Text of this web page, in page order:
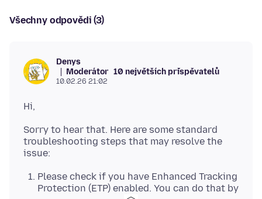
Všechny odpovědi (3)
Denys
Moderátor 10 největších přispěvatelů
10.02.26 21:02
Sorry to hear that. Here are some standard
troubleshooting steps that may resolve the
Please check if you have Enhanced Tracking
Protection (ETP) enabled. You can do that by